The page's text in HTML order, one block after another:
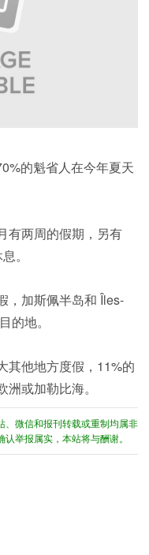
的魁省人在今年夏天
有两周的假期，另有
。
，加斯佩半岛和 Îles-
的地。
其他地方度假，11%的
或加勒比海。
、微信和报刊转载或重制均属非
举报属实，本站将与酬谢。